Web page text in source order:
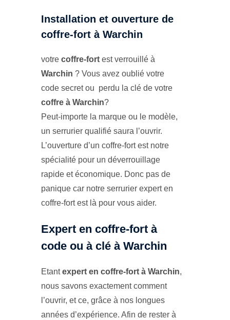
Installation et ouverture de
coffre-fort à Warchin
votre coffre-fort est verrouillé à
Warchin ? Vous avez oublié votre
code secret ou perdu la clé de votre
coffre à Warchin?
Peut-importe la marque ou le modèle,
un serrurier qualifié saura l’ouvrir.
L’ouverture d’un coffre-fort est notre
spécialité pour un déverrouillage
rapide et économique. Donc pas de
panique car notre serrurier expert en
coffre-fort est là pour vous aider.
Expert en coffre-fort à
code ou à clé à Warchin
Etantexpert en coffre-fort à Warchin,
nous savons exactement comment
l’ouvrir, et ce, grâce à nos longues
années d’expérience. Afin de rester à